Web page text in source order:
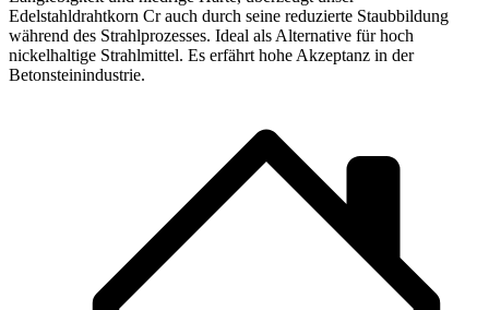
Edelstahldrahtkorn Cr auch durch seine reduzierte Staubbildung
während des Strahlprozesses. Ideal als Alternative für hoch
nickelhaltige Strahlmittel. Es erfährt hohe Akzeptanz in der
Betonsteinindustrie.